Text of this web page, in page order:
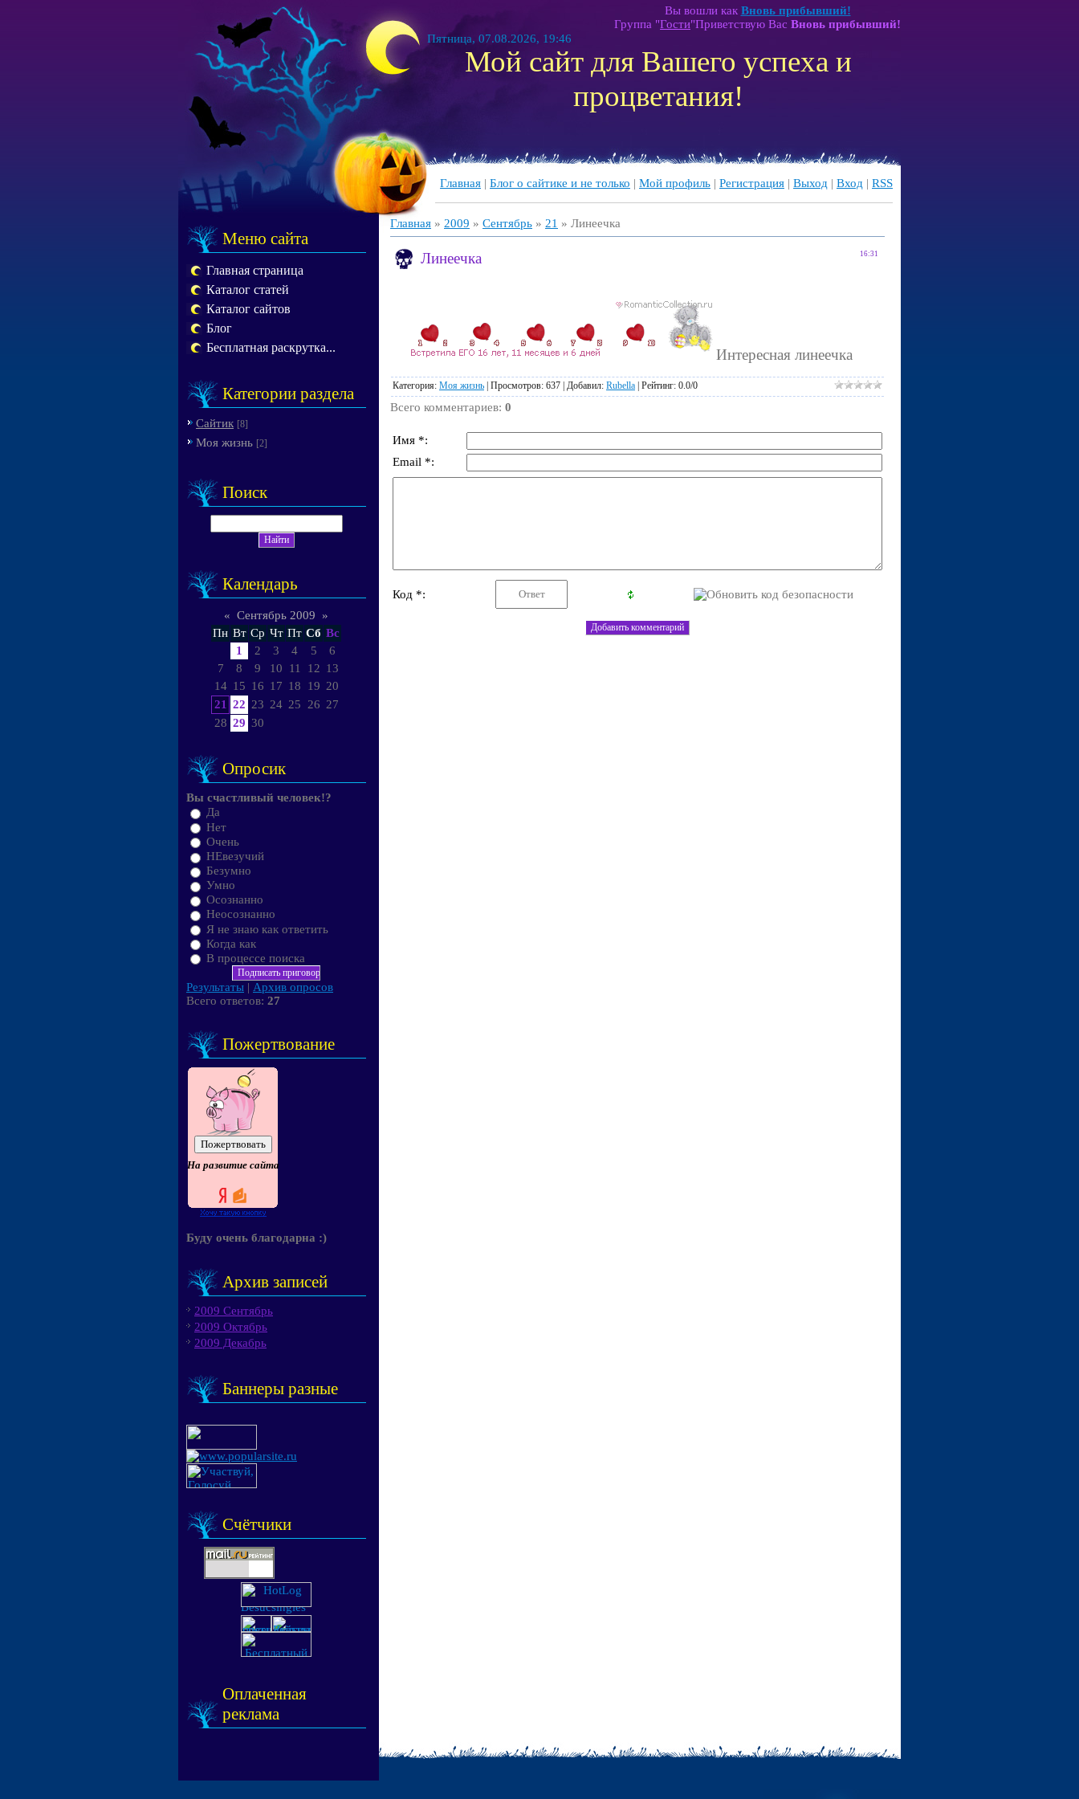
Мой сайт для Вашего успеха и
процветания!
Пятница, 07.08.2026, 19:46
Вы вошли как Вновь прибывший!
Группа "Гости"Приветствую Вас Вновь прибывший!
Главная | Блог о сайтике и не только | Мой профиль | Регистрация | Выход | Вход | RSS
Меню сайта
Главная страница
Каталог статей
Каталог сайтов
Блог
Бесплатная раскрутка...
Категории раздела
Сайтик [8]
Моя жизнь [2]
Поиск
Календарь
« Сентябрь 2009
»
Пн Вт Ср Чт Пт Сб Вс
1
2 3 4 5
6
7
8 9 10 11 12 13
14 15 16 17 18 19 20
21
22 23 24 25 26 27
28 29 30
Опросик
Вы счастливый человек!?
Да
Нет
Очень
НЕвезучий
Безумно
Умно
Осознанно
Неосознанно
Я не знаю как ответить
Когда как
В процессе поиска
Результаты | Архив опросов
Всего ответов: 27
Пожертвование
На развитие сайта
Буду очень благодарна :)
Архив записей
2009 Сентябрь
2009 Октябрь
2009 Декабрь
Баннеры разные
Счётчики
Оплаченная
реклама
Главная » 2009 » Сентябрь » 21 » Линеечка
16:31
Линеечка
Интересная линеечка
Категория: Моя жизнь | Просмотров: 637 | Добавил: Rubella | Рейтинг: 0.0/0
Всего комментариев: 0
Имя *:
Email *:
Код *: